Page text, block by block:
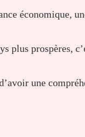
économique,
plus prospères,
une